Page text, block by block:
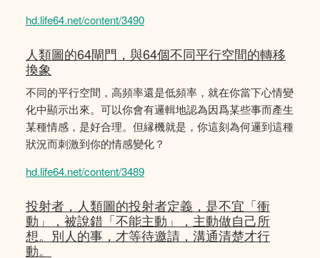
hd.life64.net/content/3490
人類圖的64閘門，與64個不同平行空間的轉移
換象
不同的平行空間，高頻率還是低頻率，就在你當下心情變
化中顯示出來。可以你會有邏輯地認為因爲某些事而產生
某種情感，是好合理。但縁機就是，你這刻為何邏到這種
狀況而刺激到你的情感變化？
hd.life64.net/content/3489
投射者，人類圖的投射者定義，是不宜「衝
動」，被說錯「不能主動」，主動做自己所
想。別人的事，才等待邀請，溝通清楚才行
動。